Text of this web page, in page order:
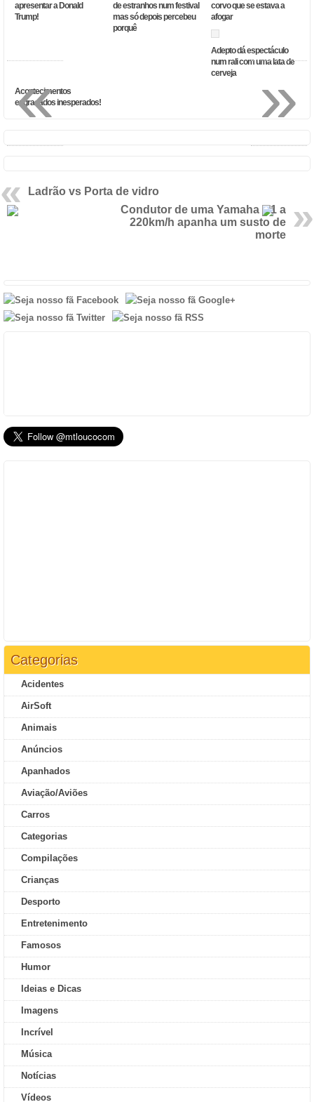
apresentar a Donald
Trump!
de estranhos num festival
mas só depois percebeu
porquê
corvo que se estava a
afogar
Adepto dá espectáculo
num rali com uma lata de
cerveja
Acontecimentos
engraçados inesperados!
Ladrão vs Porta de vidro
Condutor de uma Yamaha R1 a
220km/h apanha um susto de
morte
Categorias
Acidentes
AirSoft
Animais
Anúncios
Apanhados
Aviação/Aviões
Carros
Categorias
Compilações
Crianças
Desporto
Entretenimento
Famosos
Humor
Ideias e Dicas
Imagens
Incrível
Música
Notícias
Vídeos
»
«